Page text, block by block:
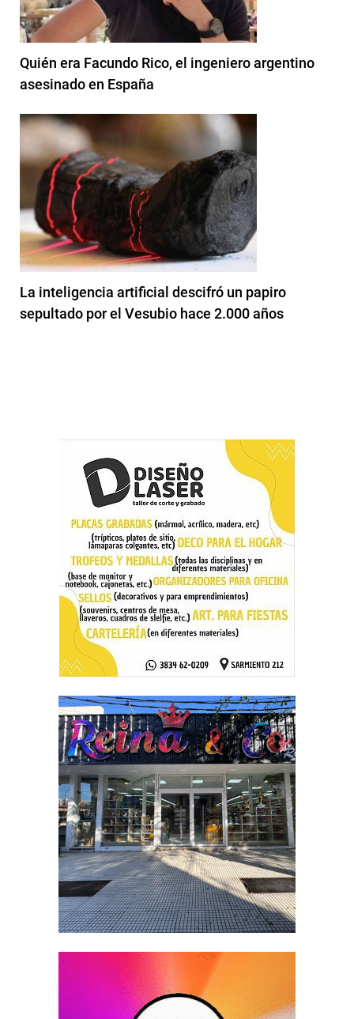
Quién era Facundo Rico, el ingeniero argentino
asesinado en España
La inteligencia artificial descifró un papiro
sepultado por el Vesubio hace 2.000 años